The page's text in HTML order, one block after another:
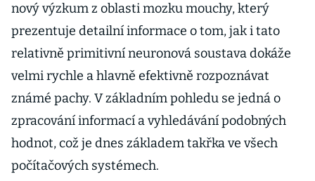
nový výzkum z oblasti mozku mouchy, který
prezentuje detailní informace o tom, jak i tato
relativně primitivní neuronová soustava dokáže
velmi rychle a hlavně efektivně rozpoznávat
známé pachy. V základním pohledu se jedná o
zpracování informací a vyhledávání podobných
hodnot, což je dnes základem takřka ve všech
počítačových systémech.